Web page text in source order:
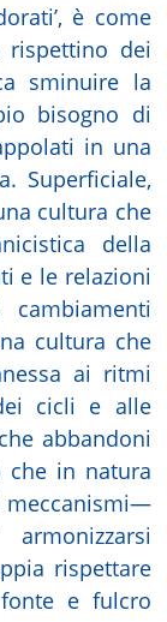
è come
rispettino dei
sminuire la
bisogno di
in una
Superficiale,
cultura che
della
e le relazioni
cultura che
ai ritmi
cicli e alle
abbandoni
che in natura
meccanismi—
rispettare
fonte e fulcro